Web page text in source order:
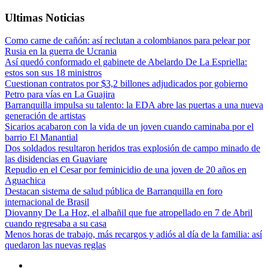
Ultimas Noticias
Como carne de cañón: así reclutan a colombianos para pelear por
Rusia en la guerra de Ucrania
Así quedó conformado el gabinete de Abelardo De La Espriella:
estos son sus 18 ministros
Cuestionan contratos por $3,2 billones adjudicados por gobierno
Petro para vías en La Guajira
Barranquilla impulsa su talento: la EDA abre las puertas a una nueva
generación de artistas
Sicarios acabaron con la vida de un joven cuando caminaba por el
barrio El Manantial
Dos soldados resultaron heridos tras explosión de campo minado de
las disidencias en Guaviare
Repudio en el Cesar por feminicidio de una joven de 20 años en
Aguachica
Destacan sistema de salud pública de Barranquilla en foro
internacional de Brasil
Diovanny De La Hoz, el albañil que fue atropellado en 7 de Abril
cuando regresaba a su casa
Menos horas de trabajo, más recargos y adiós al día de la familia: así
quedaron las nuevas reglas